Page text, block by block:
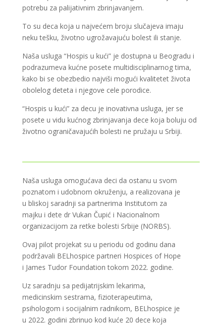
potrebu za palijativnim zbrinjavanjem.
To su deca koja u najvećem broju slučajeva imaju
neku tešku, životno ugrožavajuću bolest ili stanje.
Naša usluga “Hospis u kući” je dostupna u Beogradu i
podrazumeva kućne posete multidisciplinarnog tima,
kako bi se obezbedio najviši mogući kvalitetet života
obolelog deteta i njegove cele porodice.
“Hospis u kući” za decu je inovativna usluga, jer se
posete u vidu kućnog zbrinjavanja dece koja boluju od
životno ograničavajućih bolesti ne pružaju u Srbiji.
Naša usluga omogućava deci da ostanu u svom
poznatom i udobnom okruženju, a realizovana je
u bliskoj saradnji sa partnerima Institutom za
majku i dete dr Vukan Čupić i Nacionalnom
organizacijom za retke bolesti Srbije (NORBS).
Ovaj pilot projekat su u periodu od godinu dana
podržavali BELhospice partneri Hospices of Hope
i James Tudor Foundation tokom 2022. godine.
Uz saradnju sa pedijatrijskim lekarima,
medicinskim sestrama, fizioterapeutima,
psihologom i socijalnim radnikom, BELhospice je
u 2022. godini zbrinuo kod kuće 20 dece koja